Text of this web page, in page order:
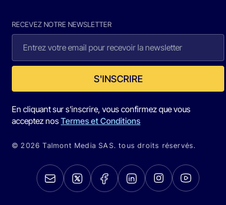
RECEVEZ NOTRE NEWSLETTER
S'INSCRIRE
En cliquant sur s'inscrire, vous confirmez que vous
acceptez nosTermes et Conditions
© 2026 Talmont Media SAS. tous droits réservés.